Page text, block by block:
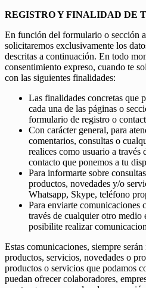
REGISTRO Y FINALIDAD DE
En función del formulario o sección
solicitaremos exclusivamente los
descritas a continuación. En todo
consentimiento expreso, cuando te
con las siguientes finalidades:
Las finalidades concretas que
cada una de las páginas o
formulario de registro o
Con carácter general, para
comentarios, consultas o
realices como usuario a través
contacto que ponemos a tu
Para informarte sobre
productos, novedades y/o
Whatsapp, Skype, teléfono
Para enviarte comunicaciones
través de cualquier otro
posibilite realizar
Estas comunicaciones, siempre
productos, servicios, novedades o
productos o servicios que podamos
puedan ofrecer colaboradores,